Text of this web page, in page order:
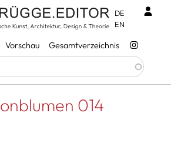
Vorschau Gesamtverzeichnis
DE
EN
Betonblumen 014
014